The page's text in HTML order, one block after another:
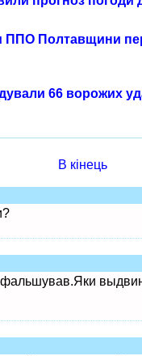
ППО Полтавщини
66 ворожих
В кінець